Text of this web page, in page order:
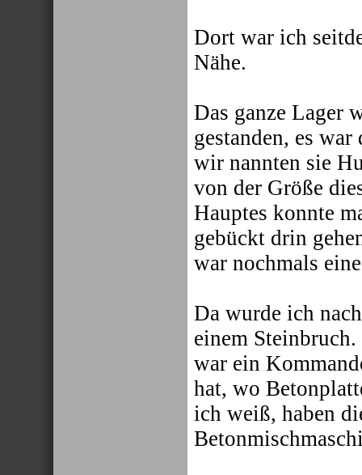
Dort war ich
Nähe.
Das ganze Lager
gestanden, es
wir nannten sie
von der Größe
Hauptes konnte
gebückt drin
war nochmals
Da wurde ich
einem
war ein
hat, wo
ich weiß, haben